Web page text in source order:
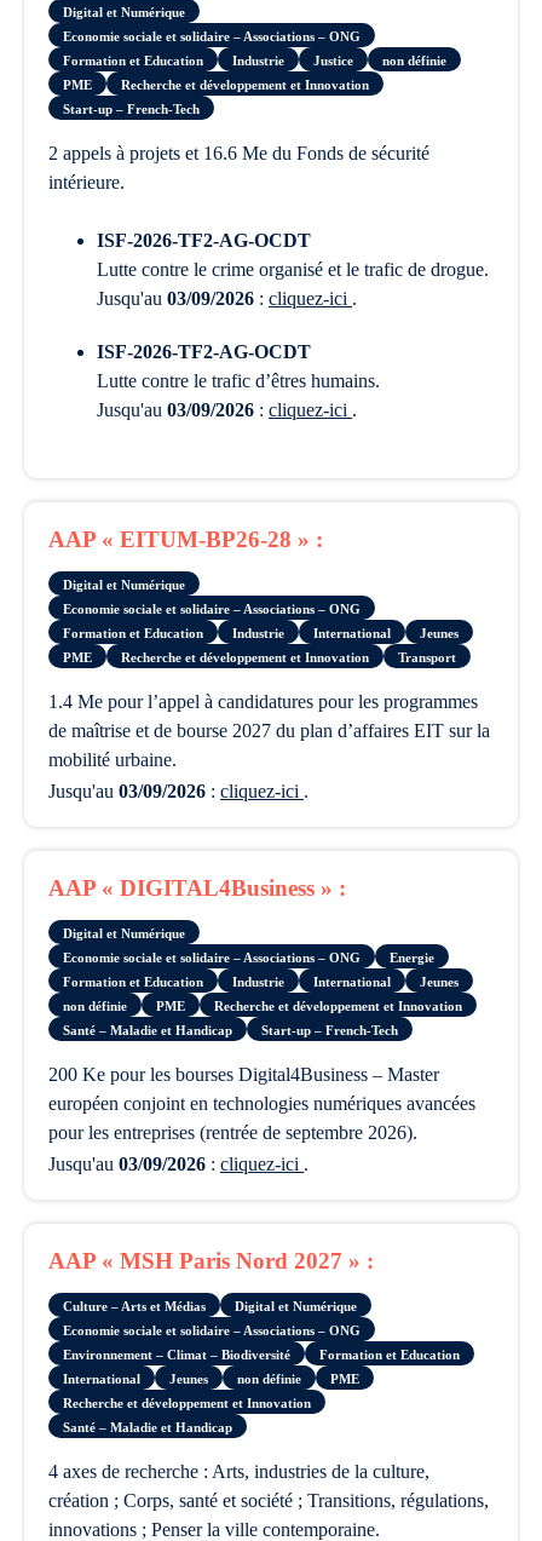
Digital et Numérique
Economie sociale et solidaire – Associations – ONG
Formation et Education
Industrie Justice
non définie
PME
Recherche et développement et Innovation
Start-up – French-Tech
2 appels à projets et 16.6 Me du Fonds de sécurité
intérieure.
ISF-2026-TF2-AG-OCDT
lutte contre le crime organisé et le trafic de drogue.
Jusqu'au 03/09/2026 : cliquez-ici .
ISF-2026-TF2-AG-OCDT
lutte contre le trafic d’êtres humains.
Jusqu'au 03/09/2026 : cliquez-ici .
AAP « EITUM-BP26-28 » :
Digital et Numérique
Economie sociale et solidaire – Associations – ONG
Formation et Education
Industrie International
Jeunes
PME
Recherche et développement et Innovation Transport
1.4 Me pour l’appel à candidatures pour les programmes
de maîtrise et de bourse 2027 du plan d’affaires EIT sur la
mobilité urbaine.
Jusqu'au 03/09/2026 : cliquez-ici .
AAP « DIGITAL4Business » :
Digital et Numérique
Economie sociale et solidaire – Associations – ONG
Energie
Formation et Education
Industrie International
Jeunes
non définie
PME
Recherche et développement et Innovation
Santé – Maladie et Handicap
Start-up – French-Tech
200 Ke pour les bourses Digital4Business – Master
européen conjoint en technologies numériques avancées
pour les entreprises (rentrée de septembre 2026).
Jusqu'au 03/09/2026 : cliquez-ici .
AAP « MSH Paris Nord 2027 » :
Culture – Arts et Médias
Digital et Numérique
Economie sociale et solidaire – Associations – ONG
Environnement – Climat – Biodiversité
Formation et Education
International
Jeunes non définie
PME
Recherche et développement et Innovation
Santé – Maladie et Handicap
4 axes de recherche : Arts, industries de la culture,
création ; Corps, santé et société ; Transitions, régulations,
innovations ; Penser la ville contemporaine.